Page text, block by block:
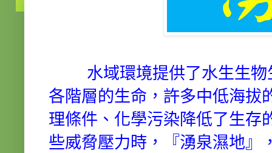
水域環境提供了水生生
各階層的生命，許多中低海拔
理條件、化學污染降低了生存
些威脅壓力時，『湧泉濕地』